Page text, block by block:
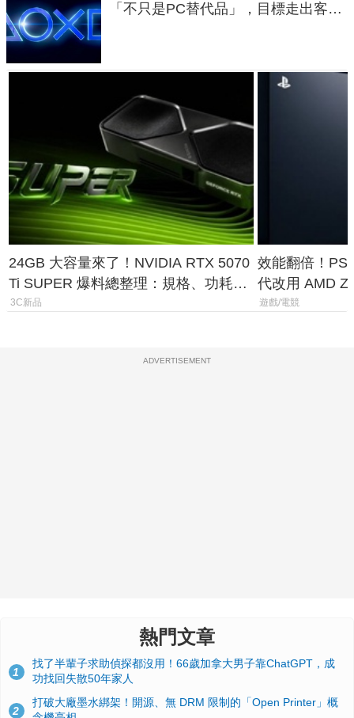
「不只是PC替代品」，目標走出客
24GB 大容量來了！NVIDIA RTX 5070
Ti SUPER 爆料總整理：規格、功耗、
上市時間
3C新品
效能翻倍！
代改用 AMD
120fps 與全光
遊戲/電競
ADVERTISEMENT
熱門文章
1
找了半輩子求助偵探都沒用！66歲加拿大男子靠ChatGPT，成
功找回失散50年家人
2
打破大廠墨水綁架！開源、無 DRM 限制的「Open Printer」概